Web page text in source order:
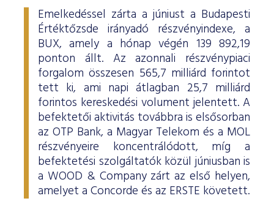
Emelkedéssel zárta a júniust a Budapesti
Értéktőzsde irányadó részvényindexe, a
BUX, amely a hónap végén 139 892,19
ponton állt. Az azonnali részvénypiaci
forgalom összesen 565,7 milliárd forintot
tett ki, ami napi átlagban 25,7 milliárd
forintos kereskedési volument jelentett. A
befektetői aktivitás továbbra is elsősorban
az OTP Bank, a Magyar Telekom és a MOL
részvényeire koncentrálódott, míg a
befektetési szolgáltatók közül júniusban is
a WOOD & Company zárt az első helyen,
amelyet a Concorde és az ERSTE követett.